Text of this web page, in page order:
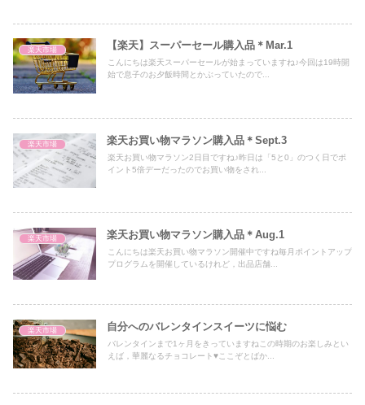
楽天市場 【楽天】スーパーセール購入品＊Mar.1
こんにちは楽天スーパーセールが始まっていますね♪今回は19時開
始で息子のお夕飯時間とかぶっていたので...
楽天市場 楽天お買い物マラソン購入品＊Sept.3
楽天お買い物マラソン2日目ですね♪昨日は「5と0」のつく日でポ
イント5倍デーだったのでお買い物をされ...
楽天市場 楽天お買い物マラソン購入品＊Aug.1
こんにちは楽天お買い物マラソン開催中ですね毎月ポイントアップ
プログラムを開催しているけれど，出品店舗...
楽天市場 自分へのバレンタインスイーツに悩む
バレンタインまで1ヶ月をきっていますねこの時期のお楽しみとい
えば，華麗なるチョコレート♥ここぞとばか...